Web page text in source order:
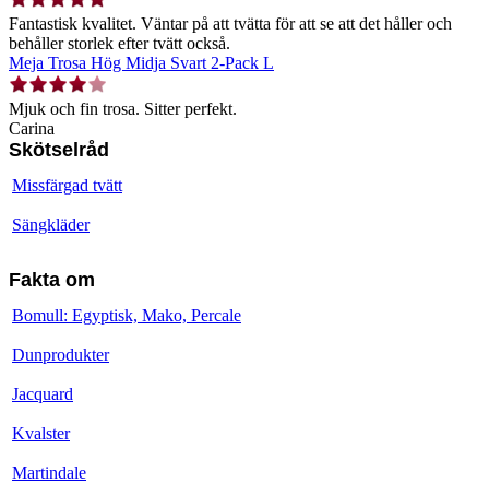
Fantastisk kvalitet. Väntar på att tvätta för att se att det håller och
behåller storlek efter tvätt också.
Meja Trosa Hög Midja Svart 2-Pack L
Mjuk och fin trosa. Sitter perfekt.
Carina
Skötselråd
Missfärgad tvätt
Sängkläder
Fakta om
Bomull: Egyptisk, Mako, Percale
Dunprodukter
Jacquard
Kvalster
Martindale